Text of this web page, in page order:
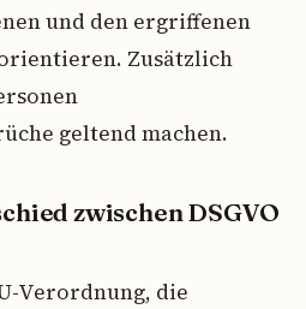
und den ergriffenen
Zusätzlich
geltend machen.
zwischen DSGVO
Verordnung, die